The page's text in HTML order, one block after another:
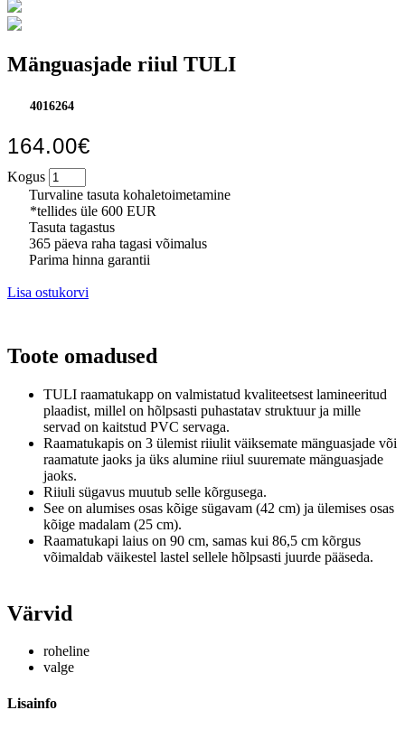
Mänguasjade riiul TULI
4016264
164.00€
Kogus
Turvaline tasuta kohaletoimetamine
*tellides üle 600 EUR
Tasuta tagastus
365 päeva raha tagasi võimalus
Parima hinna garantii
Lisa ostukorvi
Toote omadused
TULI raamatukapp on valmistatud kvaliteetsest lamineeritud
plaadist, millel on hõlpsasti puhastatav struktuur ja mille
servad on kaitstud PVC servaga.
Raamatukapis on 3 ülemist riiulit väiksemate mänguasjade või
raamatute jaoks ja üks alumine riiul suuremate mänguasjade
jaoks.
Riiuli sügavus muutub selle kõrgusega.
See on alumises osas kõige sügavam (42 cm) ja ülemises osas
kõige madalam (25 cm).
Raamatukapi laius on 90 cm, samas kui 86,5 cm kõrgus
võimaldab väikestel lastel sellele hõlpsasti juurde pääseda.
Värvid
roheline
valge
Lisainfo